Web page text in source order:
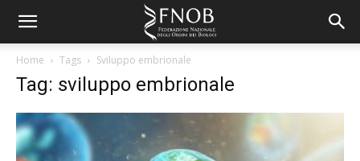
Home Tags Sviluppo embrionale
Tag: sviluppo embrionale